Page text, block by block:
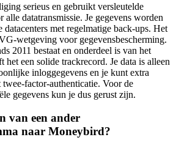
serieus en gebruikt versleutelde
datatransmissie. Je gegevens worden
met regelmatige back-ups. Het
wetgeving voor gegevensbescherming.
2011 bestaat en onderdeel is van het
het een solide trackrecord. Je data is alleen
inloggegevens en je kunt extra
factor-authenticatie. Voor de
gegevens kun je dus gerust zijn.
van een ander
naar Moneybird?